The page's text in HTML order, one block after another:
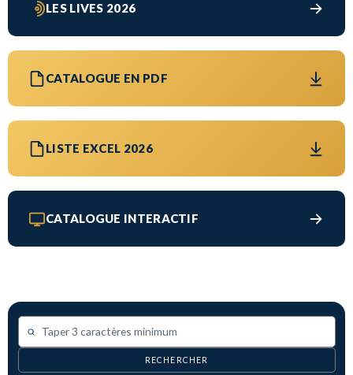
LES LIVES 2026
CATALOGUE EN PDF
LISTE EXCEL 2026
CATALOGUE INTERACTIF
RECHERCHER